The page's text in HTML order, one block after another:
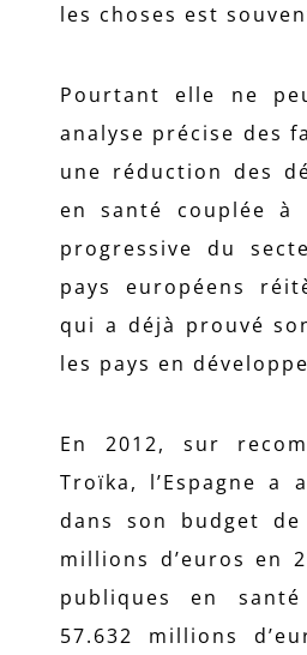
les choses est
Pourtant elle ne
analyse précise des
une réduction des
en santé couplée à
progressive du
pays européens
qui a déjà prouvé
les pays en
En 2012, sur
Troïka, l’Espagne a
dans son budget de
millions d’euros en
publiques en
57.632 millions